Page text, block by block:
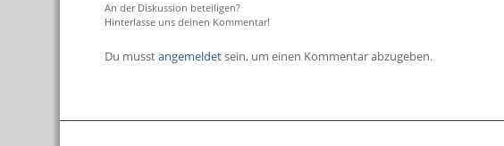
An der Diskussion beteiligen?
Hinterlasse uns deinen Kommentar!
Du musstangemeldetsein, um einen Kommentar abzugeben.